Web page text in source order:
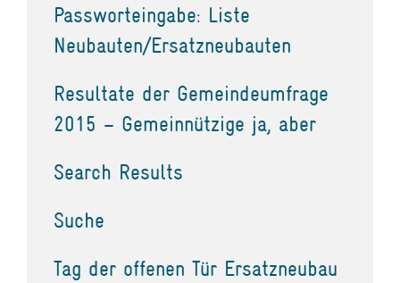
Passworteingabe: Liste
Neubauten/Ersatzneubauten
Resultate der Gemeindeumfrage
2015 – Gemeinnützige ja, aber
Search Results
Suche
Tag der offenen Tür Ersatzneubau